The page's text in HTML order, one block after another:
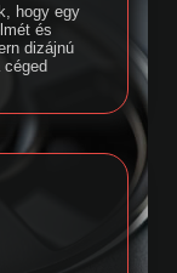
hogy egy
és
dizájnú